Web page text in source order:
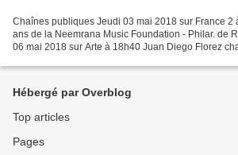
Chaînes publiques Jeudi 03 mai 2018 sur France 2
ans de la Neemrana Music Foundation - Philar. de
06 mai 2018 sur Arte à 18h40 Juan Diego Florez
Hébergé par Overblog
Top articles
Pages